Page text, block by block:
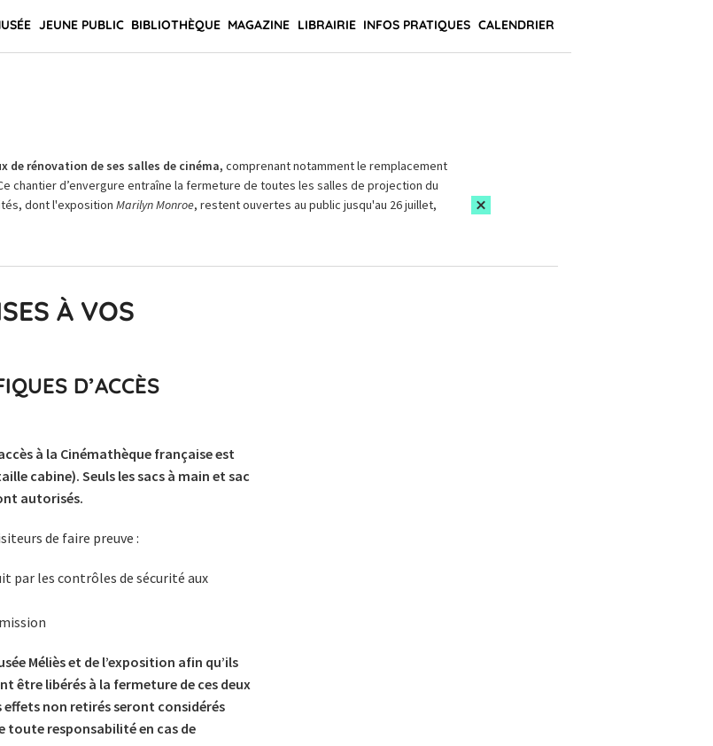
JEUNE PUBLIC BIBLIOTHÈQUE MAGAZINE LIBRAIRIE INFOS PRATIQUES CALENDRIER
de rénovation de ses salles de cinéma, comprenant notamment le remplacement
chantier d’envergure entraîne la fermeture de toutes les salles de projection du
dont l'exposition Marilyn Monroe, restent ouvertes au public jusqu'au 26 juillet,
À VOS
D’ACCÈS
à la Cinémathèque française est
cabine). Seuls les sacs à main et sac
autorisés.
de faire preuve :
par les contrôles de sécurité aux
Méliès et de l’exposition afin qu’ils
être libérés à la fermeture de ces deux
effets non retirés seront considérés
toute responsabilité en cas de